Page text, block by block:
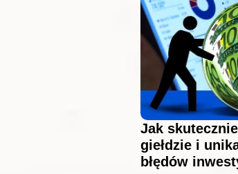
Jak
giełdzie i
błędów